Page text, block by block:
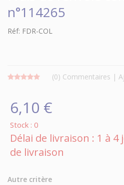
n°114265
Réf: FDR-COL
(0) Commentaires |
6,10 €
Stock : 0
Délai de livraison : 1 à
de livraison
Autre critère